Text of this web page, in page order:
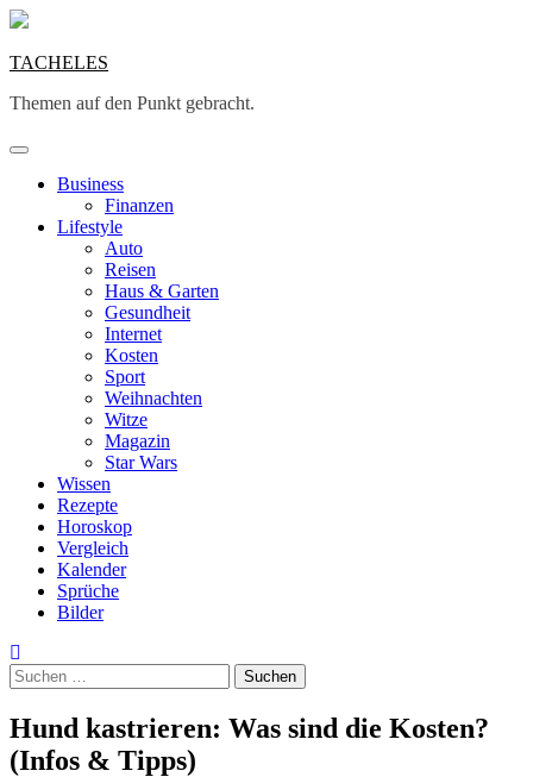
Skip
content
TACHELES
Themen auf den Punkt gebracht.
Business
Finanzen
Lifestyle
Auto
Reisen
Haus & Garten
Gesundheit
Internet
Kosten
Sport
Weihnachten
Witze
Magazin
Star Wars
Wissen
Rezepte
Horoskop
Vergleich
Kalender
Sprüche
Bilder
Suchen
nach:
Hund kastrieren: Was sind die Kosten?
(Infos & Tipps)